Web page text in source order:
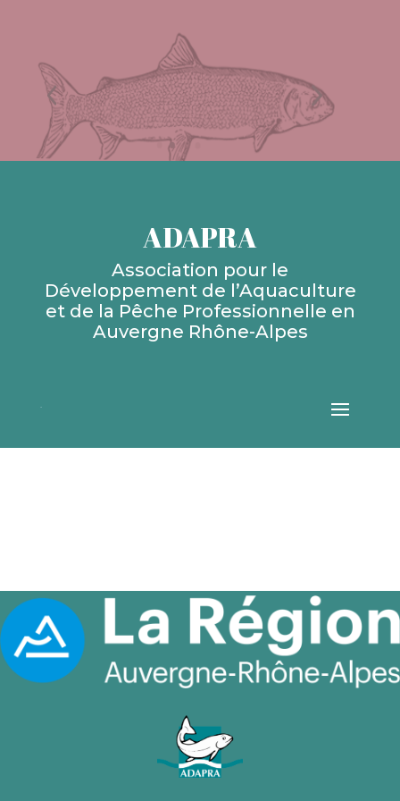
ADAPRA
Association pour le
Développement de l’Aquaculture
et de la Pêche Professionnelle en
Auvergne Rhône-Alpes